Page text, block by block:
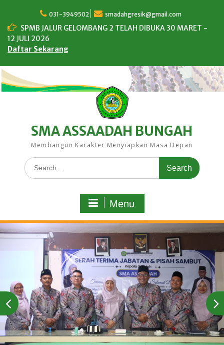
content
031-3949502 smadahgresik@gmail.com
SPMB JALUR GELOMBANG 2 TELAH DIBUKA 30 MARET -
12 JULI 2026
Daftar Sekarang
SMA ASSAADAH BUNGAH
Membangun Karakter Menyiapkan Masa Depan
Search
for:
Menu